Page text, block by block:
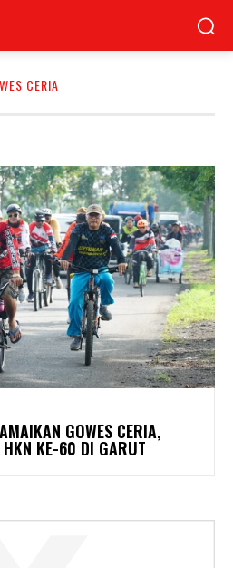
CERIA
GOWES CERIA,
KE-60 DI GARUT